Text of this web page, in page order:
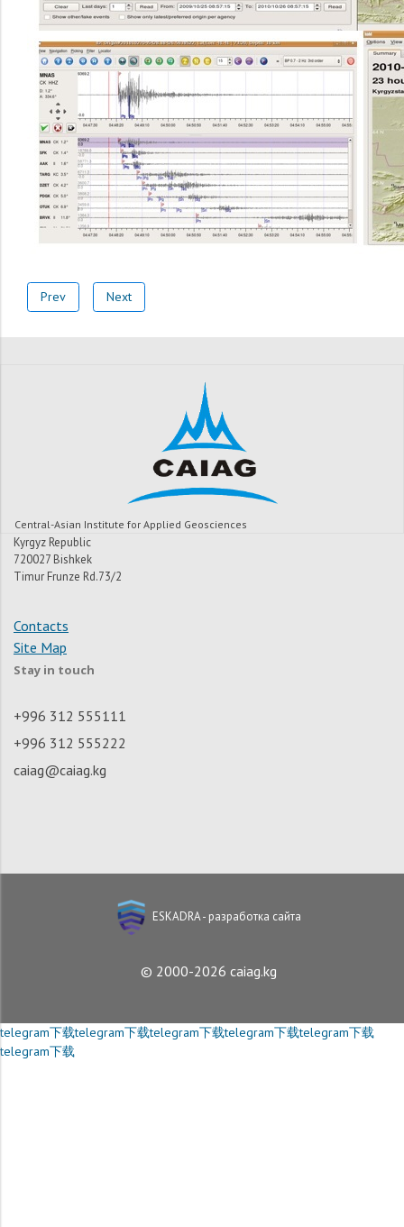
Prev Next
Central-Asian Institute for Applied Geosciences
Kyrgyz Republic
720027 Bishkek
Timur Frunze Rd.73/2
Contacts
Site Map
Stay in touch
+996 312 555111
+996 312 555222
caiag@caiag.kg
ESKADRA - разработка сайта
© 2000-2026 caiag.kg
telegram下载telegram下载telegram下载telegram下载telegram下载
telegram下载